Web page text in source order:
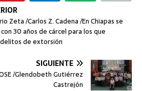
Zeta /Carlos Z. Cadena /En Chiapas se
30 años de cárcel para los que
de extorsión
SIGUIENTE
/Glendobeth Gutiérrez
Castrejón